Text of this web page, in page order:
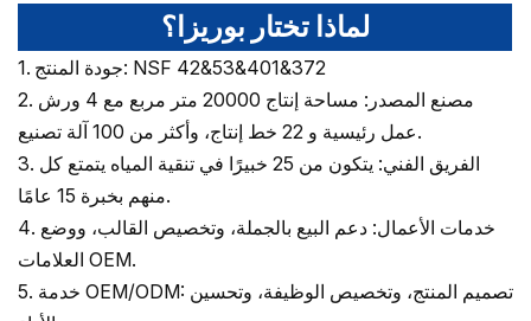
لماذا تختار بوريزا؟
1. جودة المنتج: NSF 42&53&401&372
2. مصنع المصدر: مساحة إنتاج 20000 متر مربع مع 4 ورش
عمل رئيسية و 22 خط إنتاج، وأكثر من 100 آلة تصنيع.
3. الفريق الفني: يتكون من 25 خبيرًا في تنقية المياه يتمتع كل
منهم بخبرة 15 عامًا.
4. خدمات الأعمال: دعم البيع بالجملة، وتخصيص القالب، ووضع
العلامات OEM.
5. خدمة OEM/ODM: تصميم المنتج، وتخصيص الوظيفة، وتحسين